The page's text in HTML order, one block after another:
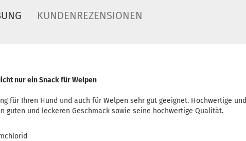
KUNDENREZENSIONEN
nur ein Snack für Welpen
für Ihren Hund und auch für Welpen sehr gut geeignet. Hochwertige und
guten und leckeren Geschmack sowie seine hochwertige Qualität.